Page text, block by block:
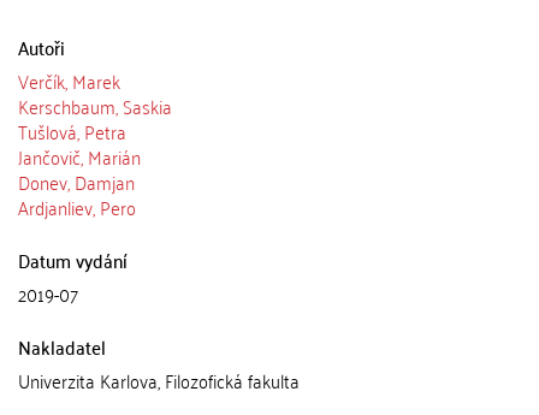
Autoři
Verčík, Marek
Kerschbaum, Saskia
Tušlová, Petra
Jančovič, Marián
Donev, Damjan
Ardjanliev, Pero
Datum vydání
2019-07
Nakladatel
Univerzita Karlova, Filozofická fakulta